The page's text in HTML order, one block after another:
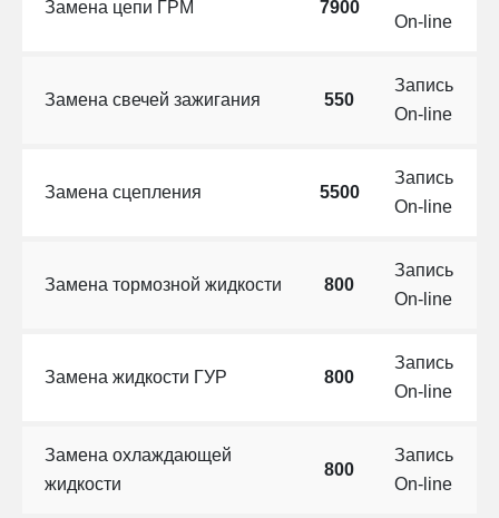
Замена цепи ГРМ 7900
On-line
Замена свечей зажигания 550
Запись
On-line
Замена сцепления 5500
Запись
On-line
Замена тормозной жидкости 800
Запись
On-line
Замена жидкости ГУР 800
Запись
On-line
Замена охлаждающей
жидкости
800
Запись
On-line